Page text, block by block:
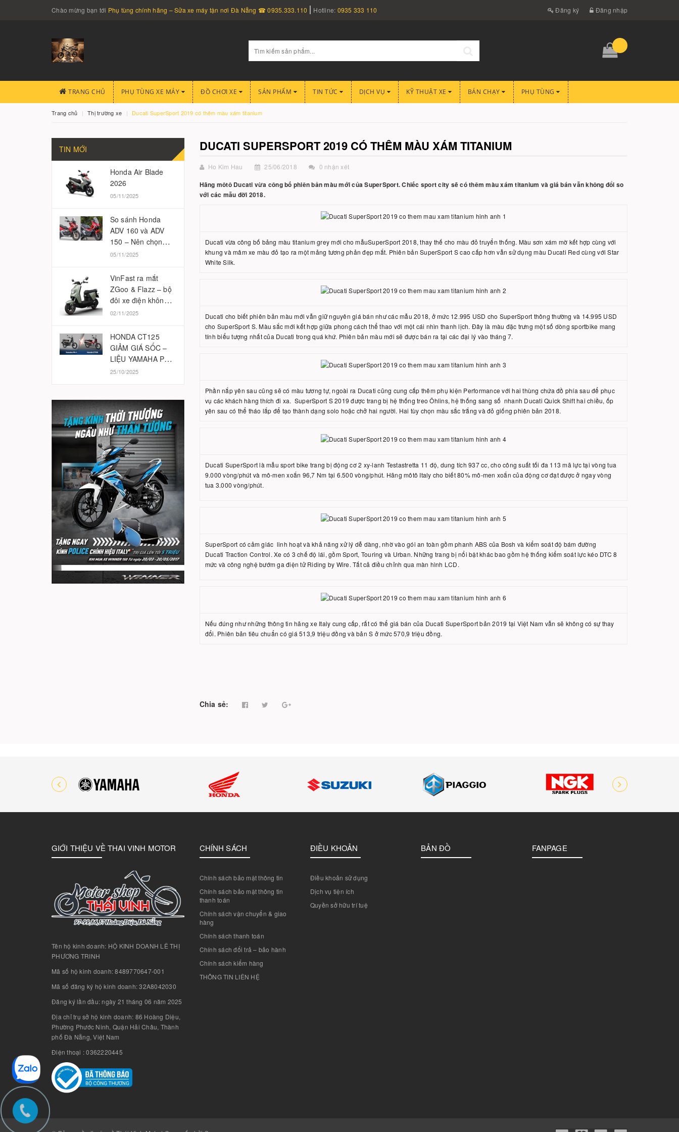
Chào mừng bạn tới Phụ tùng chính hãng – Sửa xe máy tận nơi Đà Nẵng ☎ 0935.333.110 Hotline: 0935 333 110 Đăng ký Đăng nhập
TRANG CHỦ PHỤ TÙNG XE MÁY ĐỒ CHƠI XE SẢN PHẨM TIN TỨC DỊCH VỤ KỸ THUẬT XE BÁN CHẠY PHỤ TÙNG
Trang chủ Thị trường xe Ducati SuperSport 2019 có thêm màu xám titanium
DUCATI SUPERSPORT 2019 CÓ THÊM MÀU XÁM TITANIUM
Ho Kim Hau 25/06/2018 0 nhận xét
Hãng môtô Ducati vừa công bố phiên bản màu mới của SuperSport. Chiếc sport city sẽ có thêm màu xám titanium và giá bán vẫn không đổi so
với các mẫu đời 2018.
Ducati vừa công bố bảng màu titanium grey mới cho mẫuSuperSport 2018, thay thế cho màu đỏ truyển thống. Màu sơn xám mờ kết hợp cùng với
khung và mâm xe màu đỏ tạo ra một mảng tương phản đẹp mắt. Phiên bản SuperSport S cao cấp hơn vẫn sử dụng màu Ducati Red cùng với Star
White Silk.
Ducati cho biết phiên bản màu mới vẫn giữ nguyên giá bán như các mẫu 2018, ở mức 12.995 USD cho SuperSport thông thường và 14.995 USD
cho SuperSport S. Màu sắc mới kết hợp giữa phong cách thể thao với một cái nhìn thanh lịch. Đây là màu đặc trưng một số dòng sportbike mang
tính biểu tượng nhất của Ducati trong quá khứ. Phiên bản màu mới sẽ được bán ra tại các đại lý vào tháng 7.
Phần nắp yên sau cũng sẽ có màu tương tự, ngoài ra Ducati cũng cung cấp thêm phụ kiện Performance với hai thùng chứa đồ phía sau để phục
vụ các khách hàng thích đi xa. SuperSport S 2019 được trang bị hệ thống treo Öhlins, hệ thống sang số nhanh Ducati Quick Shift hai chiều, ốp
yên sau có thể tháo lắp để tạo thành dạng solo hoặc chở hai người. Hai tùy chọn màu sắc trắng và đỏ giống phiên bản 2018.
Ducati SuperSport là mẫu sport bike trang bị động cơ 2 xy-lanh Testastretta 11 độ, dung tích 937 cc, cho công suất tối đa 113 mã lực tại vòng tua
9.000 vòng/phút và mô-men xoắn 96,7 Nm tại 6.500 vòng/phút. Hãng môtô Italy cho biết 80% mô-men xoắn của động cơ đạt được ở ngay vòng
tua 3.000 vòng/phút.
SuperSport có cảm giác linh hoạt và khả năng xử lý dễ dàng, nhờ vào gói an toàn gồm phanh ABS của Bosh và kiểm soát độ bám đường
Ducati Traction Control. Xe có 3 chế độ lái, gồm Sport, Touring và Urban. Những trang bị nổi bật khác bao gồm hệ thống kiểm soát lực kéo DTC 8
mức và công nghệ bướm ga điện tử Riding by Wire. Tất cả điều chỉnh qua màn hình LCD.
Nếu đúng như những thông tin hãng xe Italy cung cấp, rất có thể giá bán của Ducati SuperSport bản 2019 tại Việt Nam vẫn sẽ không có sự thay
đổi. Phiên bản tiêu chuẩn có giá 513,9 triệu đồng và bản S ở mức 570,9 triệu đồng.
Chia sẻ:
TIN MỚI
Honda Air Blade
2026
05/11/2025
So sánh Honda
ADV 160 và ADV
150 – Nên chọn
phiên bản nào
05/11/2025
VinFast ra mắt
ZGoo & Flazz – bộ
đôi xe điện không
cần bằng lái
02/11/2025
HONDA CT125
GIẢM GIÁ SỐC –
LIỆU YAMAHA PG-
1 CÓ BỊ ẢNH
25/10/2025
GIỚI THIỆU VỀ THAI VINH MOTOR
Tên hộ kinh doanh: HỘ KINH DOANH LÊ THỊ
PHƯƠNG TRINH
Mã số hộ kinh doanh: 8489770647-001
Mã số đăng ký hộ kinh doanh: 32A8042030
Đăng ký lần đầu: ngày 21 tháng 06 năm 2025
Địa chỉ trụ sở hộ kinh doanh: 86 Hoàng Diệu,
Phường Phước Ninh, Quận Hải Châu, Thành
phố Đà Nẵng, Việt Nam
Điện thoại : 0362220445
CHÍNH SÁCH
Chính sách bảo mật thông tin
Chính sách bảo mật thông tin
thanh toán
Chính sách vận chuyển & giao
hàng
Chính sách thanh toán
Chính sách đổi trả – bảo hành
Chính sách kiểm hàng
THÔNG TIN LIÊN HỆ
ĐIỀU KHOẢN
Điều khoản sử dụng
Dịch vụ tiện ích
Quyền sở hữu trí tuệ
BẢN ĐỒ FANPAGE